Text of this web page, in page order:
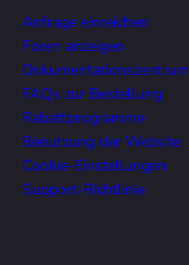
Anfrage einreichen
Foren anzeigen
Dokumentationszentrum
FAQs zur Bestellung
Rabattprogramme
Benutzung der Website
Cookie-Einstellungen
Support-Richtlinie